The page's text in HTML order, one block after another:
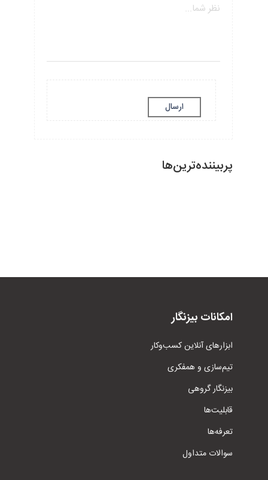
ارسال
پربیننده‌ترین‌ها
امکانات بیزنگار
ابزار‌های آنلاین کسب‌وکار
تیم‌سازی و همفکری
بیزنگار گروهی
قابلیت‌ها
تعرفه‌ها
سوالات متداول